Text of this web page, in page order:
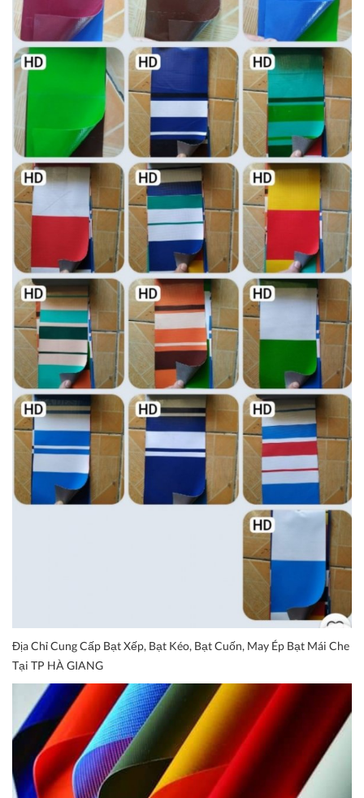
Địa Chỉ Cung Cấp Bạt Xếp, Bạt Kéo, Bạt Cuốn, May Ép Bạt Mái Che
Tại TP HÀ GIANG